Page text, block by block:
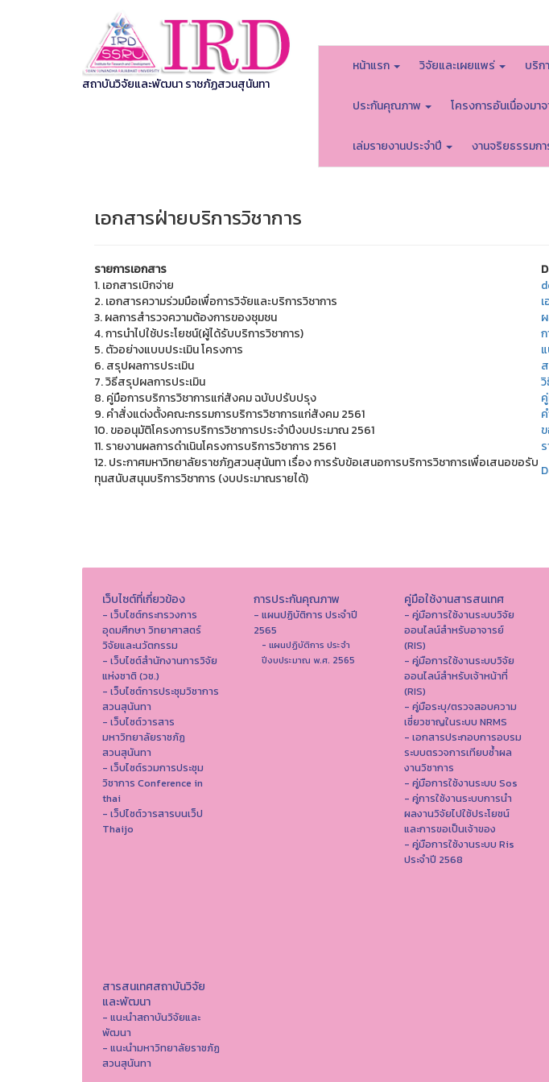
สถาบันวิจัยและพัฒนา ราชภัฏสวนสุนันทา
หน้าแรก วิจัยและเผยแพร่ บริก
ประกันคุณภาพ โครงการอันเนื่องมา
เล่มรายงานประจำปี งานจริยธรรมก
เอกสารฝ่ายบริการวิชาการ
รายการเอกสาร
1. เอกสารเบิกจ่าย
2. เอกสารความร่วมมือเพื่อการวิจัยและบริการวิชาการ
3. ผลการสำรวจความต้องการของชุมชน
4. การนำไปใช้ประโยชน์(ผู้ได้รับบริการวิชาการ)
5. ตัวอย่างแบบประเมิน โครงการ
6. สรุปผลการประเมิน
7. วิธีสรุปผลการประเมิน
8. คู่มือการบริการวิชาการแก่สังคม ฉบับปรับปรุง
9. คำสั่งแต่งตั้งคณะกรรมการบริการวิชาการแก่สังคม 2561
10. ขออนุมัติโครงการบริการวิชาการประจำปีงบประมาณ 2561
11. รายงานผลการดำเนินโครงการบริการวิชาการ 2561
12. ประกาศมหาวิทยาลัยราชภัฏสวนสุนันทา เรื่อง การรับข้อเสนอการบริการวิชาการเพื่อเสนอขอรับ
ทุนสนับสนุนบริการวิชาการ (งบประมาณรายได้)
เว็บไซต์ที่เกี่ยวข้อง
- เว็บไซต์กระทรวงการ
อุดมศึกษา วิทยาศาสตร์
วิจัยและนวัตกรรม
- เว็บไซต์สำนักงานการวิจัย
แห่งชาติ (วช.)
- เว็บไซต์การประชุมวิชาการ
สวนสุนันทา
- เว็บไซต์วารสาร
มหาวิทยาลัยราชภัฏ
สวนสุนันทา
- เว็บไซต์รวมการประชุม
วิชาการ Conference in
thai
- เว็ปไซต์วารสารบนเว็ป
Thaijo
การประกันคุณภาพ
- แผนปฏิบัติการ ประจำปี
2565
- แผนปฏิบัติการ ประจำ
ปีงบประมาณ พ.ศ. 2565
คู่มือใช้งานสารสนเทศ
- คู่มือการใช้งานระบบวิจัย
ออนไลน์สำหรับอาจารย์
(RIS)
- คู่มือการใช้งานระบบวิจัย
ออนไลน์สำหรับเจ้าหน้าที่
(RIS)
- คู่มือระบุ/ตรวจสอบความ
เชี่ยวชาญในระบบ NRMS
- เอกสารประกอบการอบรม
ระบบตรวจการเทียบซ้ำผล
งานวิชาการ
- คู่มือการใช้งานระบบ Sos
- คู่การใช้งานระบบการนำ
ผลงานวิจัยไปใช้ประโยชน์
และการขอเป็นเจ้าของ
- คู่มือการใช้งานระบบ Ris
ประจำปี 2568
สารสนเทศสถาบันวิจัย
และพัฒนา
- แนะนำสถาบันวิจัยและ
พัฒนา
- แนะนำมหาวิทยาลัยราชภัฏ
สวนสุนันทา